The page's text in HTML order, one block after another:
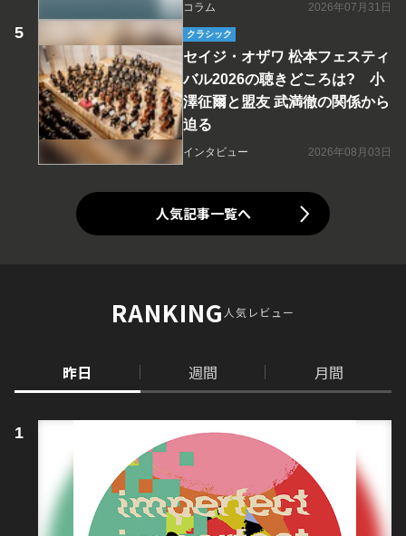
コラム 2026年07月31日
クラシック
セイジ・オザワ 松本フェスティ
バル2026の聴きどころは? 小
澤征爾と盟友 武満徹の関係から
迫る
インタビュー 2026年08月03日
人気記事一覧へ
RANKING人気レビュー
昨日 週間 月間